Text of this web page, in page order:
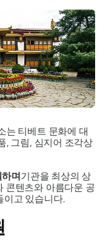
는 티베트 문화에 대
, 그림, 심지어 조각상
며기관을 최상의 상
콘텐츠와 아름다운 공
이고 있습니다.